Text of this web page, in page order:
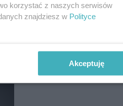
korzystać z naszych serwisów
znajdziesz w Polityce
Akceptuję